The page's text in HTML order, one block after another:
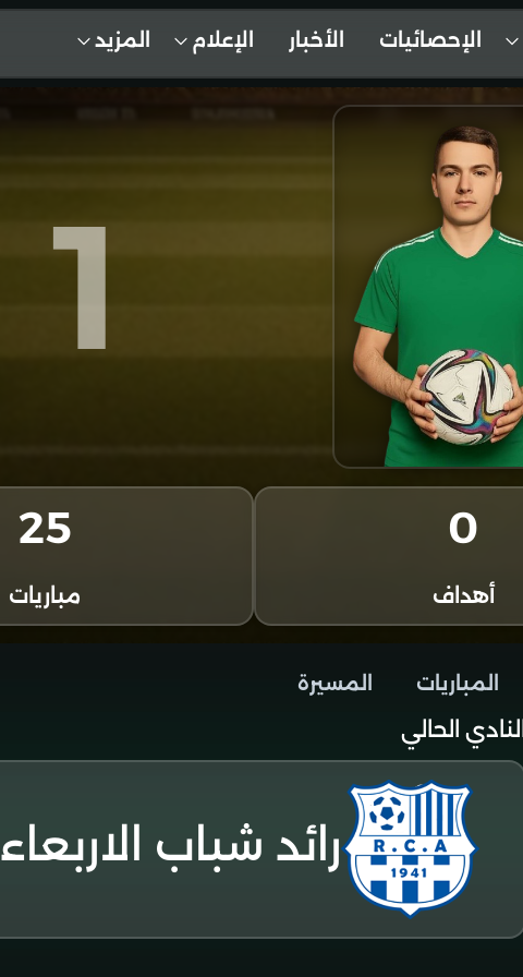
الإحصائيات الأخبار الإعلام المزيد
1
0
أهداف
25
مباريات
المباريات المسيرة
النادي الحالي
رائد شباب الاربعاء